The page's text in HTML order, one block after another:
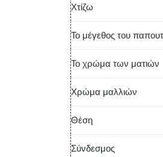
Χτίζω
Το μέγεθος του
Το χρώμα των ματιών
Χρώμα μαλλιών
Θέση
Σύνδεσμος